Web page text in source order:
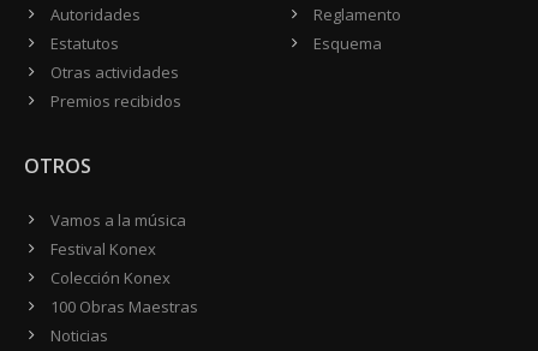
Autoridades
Estatutos
Otras actividades
Premios recibidos
Reglamento
Esquema
OTROS
Vamos a la música
Festival Konex
Colección Konex
100 Obras Maestras
Noticias